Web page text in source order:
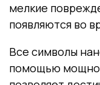
мелкие
появляются во
Все символы
помощью